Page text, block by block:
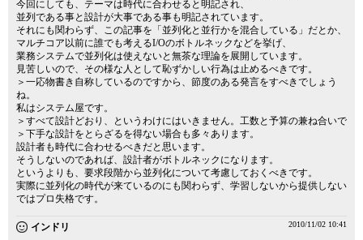
今回にしても、テーマは時代に合わせると明記され、
並列である事と設計が大事である事も明記されています。
それにも関わらず、この記事を「並列化と並行かを混合している」だとか、
マルチコア以前に誰でも考えるI/Oのボトルネックなどを挙げ、
業務システムで並列化は使えないと無茶な理論を展開しています。
見苦しいので、その様な人として恥ずかしい行為は止めるべきです。
＞一応物書き自称しているのですから、節度のある発言をすべきでしょう
ね。
私はシステム屋です。
＞すべて設計どおり、というわけにはいきません。工数と予算の兼ね合いで
＞下手な設計をとらざるを得ない場合も多々あります。
設計者も時代に合わせるべきだと思います。
そうしないのであれば、設計者がボトルネックになります。
というよりも、要求段階から並列化について考慮しておくべきです。
実際に並列化の時代が来ているのにも関わらず、学習しないから提供しない
ではプロ失格です。
インドリ 2010/11/02 10:41